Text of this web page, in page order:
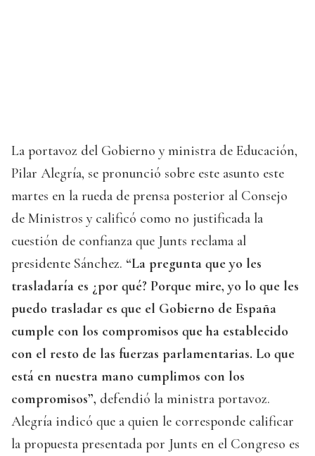
La portavoz del Gobierno y ministra de Educación,
Pilar Alegría, se pronunció sobre este asunto este
martes en la rueda de prensa posterior al Consejo
de Ministros y calificó como no justificada la
cuestión de confianza que Junts reclama al
presidente Sánchez. “La pregunta que yo les
trasladaría es ¿por qué? Porque mire, yo lo que les
puedo trasladar es que el Gobierno de España
cumple con los compromisos que ha establecido
con el resto de las fuerzas parlamentarias. Lo que
está en nuestra mano cumplimos con los
compromisos”, defendió la ministra portavoz.
Alegría indicó que a quien le corresponde calificar
la propuesta presentada por Junts en el Congreso es